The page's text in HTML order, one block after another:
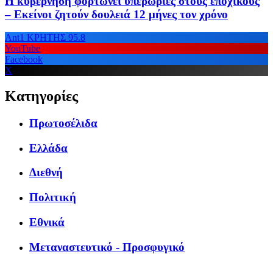
– Εκείνοι ζητούν δουλειά 12 μήνες τον χρόνο
Ant1 ΚΡΗΤΗΣ 95.8
YouTube
Facebook
X
Κατηγορίες
Πρωτοσέλιδα
Ελλάδα
Διεθνή
Πολιτική
Εθνικά
Μεταναστευτικό - Προσφυγικό